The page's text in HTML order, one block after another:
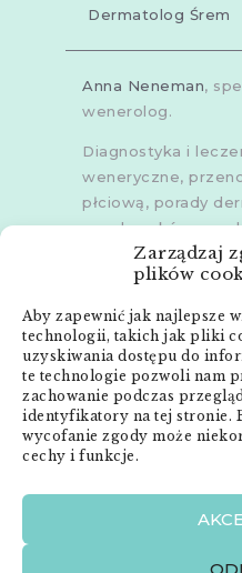
Zarządzaj
plików
Aby zapewnić jak najlepsze
technologii, takich jak pliki
uzyskiwania dostępu do
te technologie pozwoli nam
zachowanie podczas
identyfikatory na tej stronie.
wycofanie zgody może
cechy i funkcje.
Dermatolog Śrem
Anna Neneman,
wenerolog.
Diagnostyka i
weneryczne,
płciową, porady
zapalne skóry,
dermoskopia,
dzieci.
Gabinety w
Złotowska,
Wielkopolskieji
Menu:
Strona główna
Anna Neneman –